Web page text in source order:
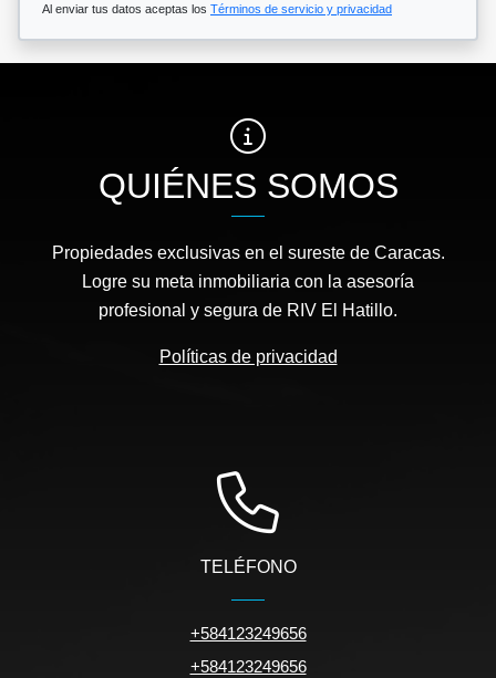
Al enviar tus datos aceptas los Términos de servicio y privacidad
QUIÉNES SOMOS
Propiedades exclusivas en el sureste de Caracas.
Logre su meta inmobiliaria con la asesoría
profesional y segura de RIV El Hatillo.
Políticas de privacidad
TELÉFONO
+584123249656
+584123249656